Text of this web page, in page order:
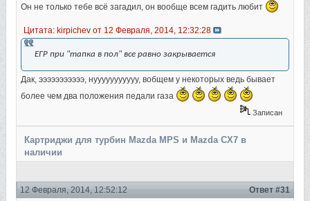
Он не только тебе всё загадил, он вообще всем гадить любит
Цитата: kirpichev от 12 Февраля, 2014, 12:32:28
ЕГР при "тапка в пол" все равно закрывается
Дак, эээээээээээ, нууууууууууу, вобщем у некоторых ведь бывает
более чем два положения педали газа
Записан
Картриджи для турбин Mazda MPS и Mazda CX7 в
наличии
12 Февраля, 2014, 12:52:12 Ответ #31